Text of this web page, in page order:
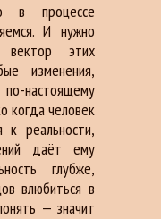
в процессе
И нужно
этих
изменения,
настоящему
когда человек
к реальности,
даёт ему
глубже,
влюбиться в
— значит